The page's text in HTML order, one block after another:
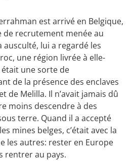
est arrivé en Belgique,
de recrutement menée au
ausculté, lui a regardé les
une région livrée à elle-
une sorte de
de la présence des enclaves
de Melilla. Il n’avait jamais dû
moins descendre à des
terre. Quand il a accepté
mines belges, c’était avec la
les autres: rester en Europe
rentrer au pays.